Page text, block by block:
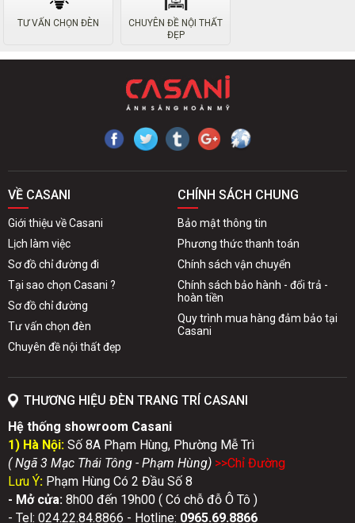
TƯ VẤN CHỌN ĐÈN
CHUYÊN ĐỀ NỘI THẤT
ĐẸP
VỀ CASANI
Giới thiệu về Casani
Lịch làm việc
Sơ đồ chỉ đường đi
Tại sao chọn Casani ?
Sơ đồ chỉ đường
Tư vấn chọn đèn
Chuyên đề nội thất đẹp
CHÍNH SÁCH CHUNG
Bảo mật thông tin
Phương thức thanh toán
Chính sách vận chuyển
Chính sách bảo hành - đổi trả -
hoàn tiền
Quy trình mua hàng đảm bảo tại
Casani
THƯƠNG HIỆU ĐÈN TRANG TRÍ CASANI
Hệ thống showroom Casani
1) Hà Nội: Số 8A Phạm Hùng, Phường Mễ Trì
( Ngã 3 Mạc Thái Tông - Phạm Hùng) >>Chỉ Đường
Lưu Ý: Phạm Hùng Có 2 Đầu Số 8
- Mở cửa: 8h00 đến 19h00 ( Có chỗ đỗ Ô Tô )
- Tel: 024.22.84.8866 - Hotline: 0965.69.8866